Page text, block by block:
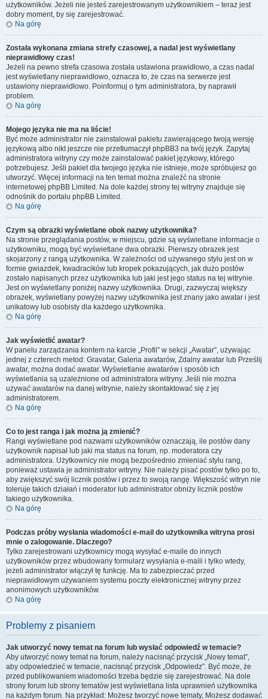
użytkowników. Jeżeli nie jesteś zarejestrowanym użytkownikiem – teraz jest
dobry moment, by się zarejestrować.
Na górę
Została wykonana zmiana strefy czasowej, a nadal jest wyświetlany
nieprawidłowy czas!
Jeżeli na pewno strefa czasowa została ustawiona prawidłowo, a czas nadal
jest wyświetlany nieprawidłowo, oznacza to, że czas na serwerze jest
ustawiony nieprawidłowo. Poinformuj o tym administratora, by naprawił
problem.
Na górę
Mojego języka nie ma na liście!
Być może administrator nie zainstalował pakietu zawierającego twoją wersję
językową albo nikt jeszcze nie przetłumaczył phpBB3 na twój język. Zapytaj
administratora witryny czy może zainstalować pakiet językowy, którego
potrzebujesz. Jeśli pakiet dla twojego języka nie istnieje, może spróbujesz go
utworzyć. Więcej informacji na ten temat można znaleźć na stronie
internetowej phpBB Limited. Na dole każdej strony tej witryny znajduje się
odnośnik do portalu phpBB Limited.
Na górę
Czym są obrazki wyświetlane obok nazwy użytkownika?
Na stronie przeglądania postów, w miejscu, gdzie są wyświetlane informacje o
użytkowniku, mogą być wyświetlane dwa obrazki. Pierwszy obrazek jest
skojarzony z rangą użytkownika. W zależności od używanego stylu jest on w
formie gwiazdek, kwadracików lub kropek pokazujących, jak dużo postów
zostało napisanych przez użytkownika lub jaki jest jego status na tej witrynie.
Jest on wyświetlany poniżej nazwy użytkownika. Drugi, zazwyczaj większy
obrazek, wyświetlany powyżej nazwy użytkownika jest znany jako awatar i jest
unikatowy lub osobisty dla każdego użytkownika.
Na górę
Jak wyświetlić awatar?
W panelu zarządzania kontem na karcie „Profil” w sekcji „Awatar”, używając
jednej z czterech metod: Gravatar, Galeria awatarów, Zdalny awatar lub Prześlij
awatar, można dodać awatar. Wyświetlanie awatarów i sposób ich
wyświetlania są uzależnione od administratora witryny. Jeśli nie można
używać awatarów na danej witrynie, należy skontaktować się z jej
administratorem.
Na górę
Co to jest ranga i jak można ją zmienić?
Rangi wyświetlane pod nazwami użytkowników oznaczają, ile postów dany
użytkownik napisał lub jaki ma status na forum, np. moderatora czy
administratora. Użytkownicy nie mogą bezpośrednio zmieniać stylu rang,
ponieważ ustawia je administrator witryny. Nie należy pisać postów tylko po to,
aby zwiększyć swój licznik postów i przez to swoją rangę. Większość witryn nie
toleruje takich działań i moderator lub administrator obniży licznik postów
takiego użytkownika.
Na górę
Podczas próby wysłania wiadomości e-mail do użytkownika witryna prosi
mnie o zalogowanie. Dlaczego?
Tylko zarejestrowani użytkownicy mogą wysyłać e-maile do innych
użytkowników przez wbudowany formularz wysyłania e-maili i tylko wtedy,
jeżeli administrator włączył tę funkcję. Ma to zabezpieczać przed
nieprawidłowym używaniem systemu poczty elektronicznej witryny przez
anonimowych użytkowników.
Na górę
Problemy z pisaniem
Jak utworzyć nowy temat na forum lub wysłać odpowiedź w temacie?
Aby utworzyć nowy temat na forum, należy nacisnąć przycisk „Nowy temat”,
aby odpowiedzieć w temacie, nacisnąć przycisk „Odpowiedz”. Być może, że
przed publikowaniem wiadomości trzeba będzie się zarejestrować. Na dole
strony forum lub strony tematów jest wyświetlana lista uprawnień użytkownika
na każdym forum. Na przykład: Możesz tworzyć nowe tematy, Możesz dodawać